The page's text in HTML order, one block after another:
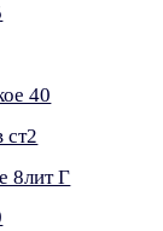
40
ст2
8лит Г